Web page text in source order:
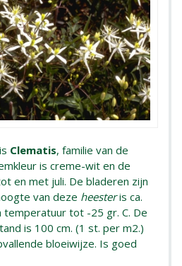
Clematis, familie van de
is creme-wit en de
en met juli. De bladeren zijn
van deze heesteris ca.
temperatuur tot -25 gr. C. De
is 100 cm. (1 st. per m2.)
bloeiwijze. Is goed